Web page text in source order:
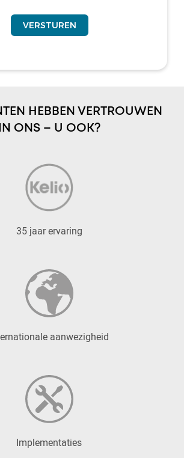
HEBBEN VERTROUWEN
IN ONS – U OOK?
35 jaar ervaring
aanwezigheid
Implementaties